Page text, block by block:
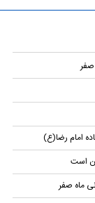
امام رضا(ع)
است
ماه صفر